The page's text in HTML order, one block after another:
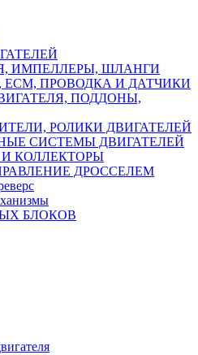
ИМПЕЛЛЕРЫ, ШЛАНГИ
ПРОВОДКА И ДАТЧИКИ
ПОДДОНЫ,
РОЛИКИ ДВИГАТЕЛЕЙ
СИСТЕМЫ ДВИГАТЕЛЕЙ
КОЛЛЕКТОРЫ
ДРОССЕЛЕМ
БЛОКОВ